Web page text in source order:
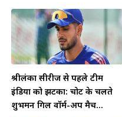
श्रीलंका सीरीज से पहले टीम
इंडिया को झटका: चोट के चलते
शुभमन गिल वॉर्म-अप मैच...